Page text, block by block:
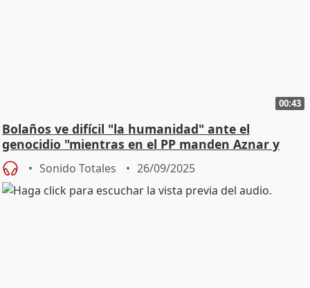
00:43
Bolaños ve difícil "la humanidad" ante el
genocidio "mientras en el PP manden Aznar y
Ayuso"
Sonido Totales 26/09/2025